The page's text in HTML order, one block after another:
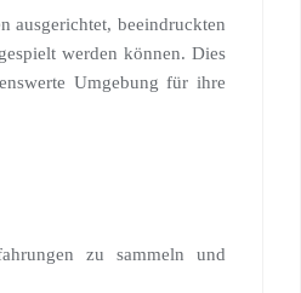
ausgerichtet, beeindruckten
werden können. Dies
Umgebung für ihre
zu sammeln und